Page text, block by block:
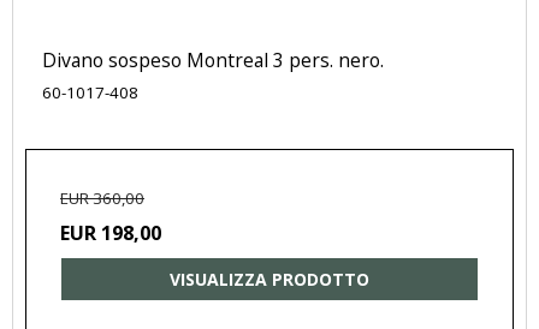
Divano sospeso Montreal 3 pers. nero.
60-1017-408
EUR 360,00
EUR 198,00
VISUALIZZA PRODOTTO